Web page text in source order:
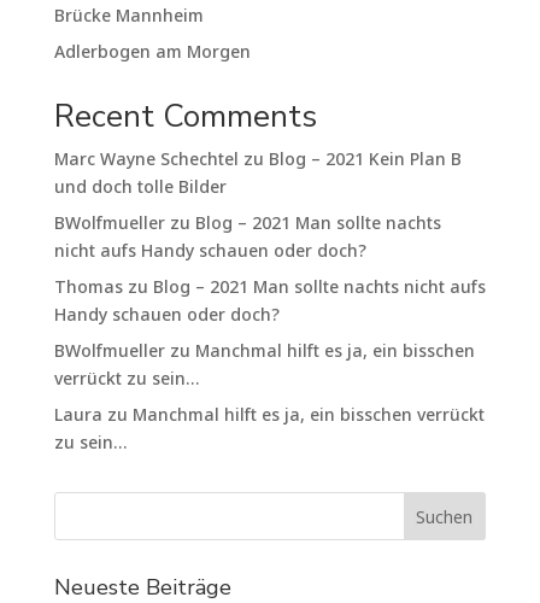
Brücke Mannheim
Adlerbogen am Morgen
Recent Comments
Marc Wayne Schechtel zu Blog – 2021 Kein Plan B
und doch tolle Bilder
BWolfmuellerzu Blog – 2021 Man sollte nachts
nicht aufs Handy schauen oder doch?
Thomaszu Blog – 2021 Man sollte nachts nicht aufs
Handy schauen oder doch?
BWolfmuellerzu Manchmal hilft es ja, ein bisschen
verrückt zu sein…
Laura zu Manchmal hilft es ja, ein bisschen verrückt
zu sein…
Neueste Beiträge